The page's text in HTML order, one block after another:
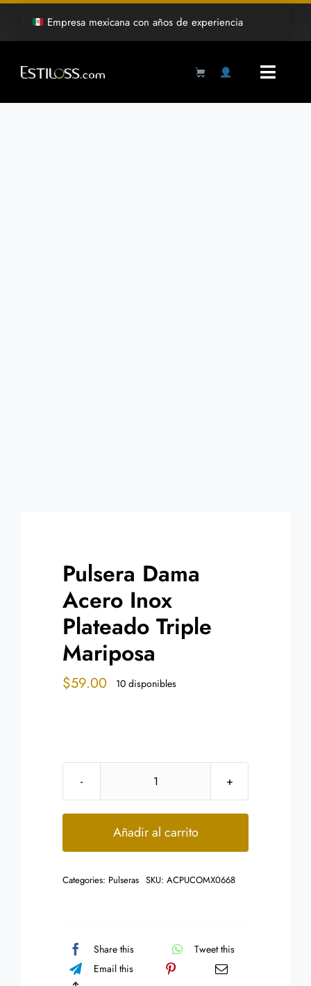
Saltar
contenido
Empresa mexicana con años de experiencia
Pulsera Dama
Acero Inox
Plateado Triple
Mariposa
$59.00 10 disponibles
Pulsera
Acero
Triple
Añadir al carrito
Categories: Pulseras SKU: ACPUCOMX0668
Share this
Tweet this
Email this